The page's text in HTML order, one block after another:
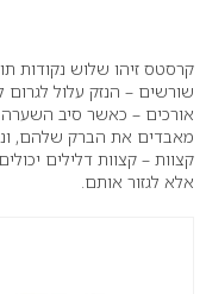
קרסטס זיהו שלוש נקודות
שורשים – הנזק עלול
אורכים – כאשר סיב
מאבדים את הברק שלהם,
קצוות – קצוות דלילים
אלא לגזור אותם.